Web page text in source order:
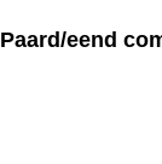
Paard/eend